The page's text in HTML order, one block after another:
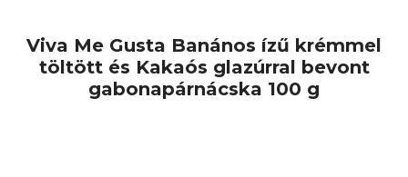
Viva Me Gusta Banános ízű krémmel
töltött és Kakaós glazúrral bevont
gabonapárnácska 100 g